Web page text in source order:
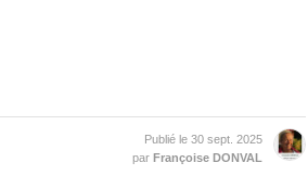
Publié le30 sept. 2025
parFrançoise DONVAL